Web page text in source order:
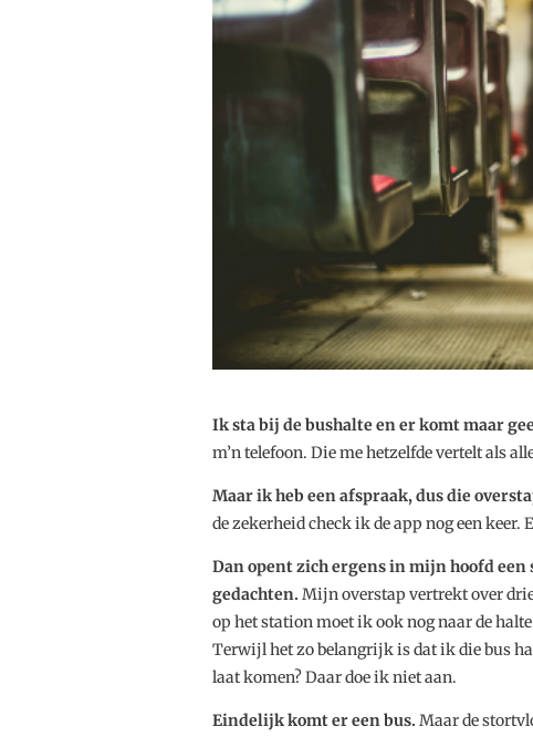
Ik sta bij de bushalte en er komt maar
m’n telefoon. Die me hetzelfde vertelt als
Maar ik heb een afspraak, dus die
de zekerheid check ik de app nog een keer.
Dan opent zich ergens in mijn hoofd
gedachten. Mijn overstap vertrekt over
op het station moet ik ook nog naar de
Terwijl het zo belangrijk is dat ik die bus
laat komen? Daar doe ik niet aan.
Eindelijk komt er een bus. Maar de